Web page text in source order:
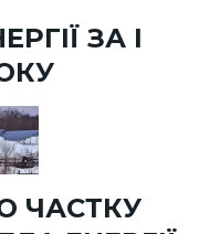
ЗА I
ЧАСТКУ